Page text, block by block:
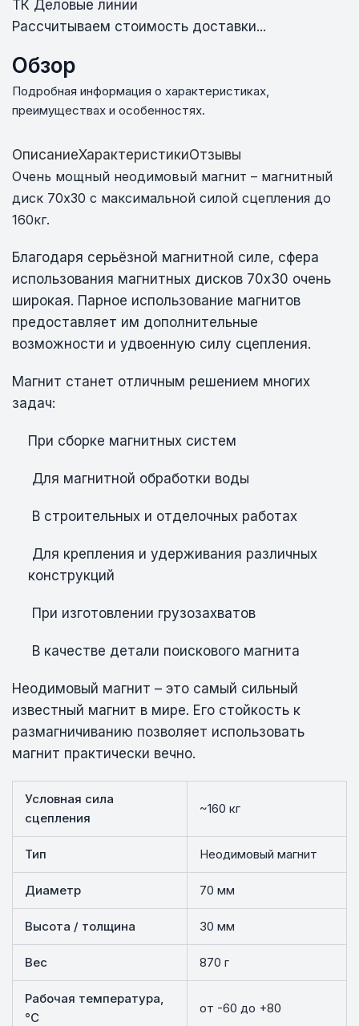
ТК Деловые линии
Рассчитываем стоимость доставки...
Обзор
Подробная информация о характеристиках,
преимуществах и особенностях.
ОписаниеХарактеристикиОтзывы
Очень мощный неодимовый магнит – магнитный
диск 70х30 с максимальной силой сцепления до
160кг.
Благодаря серьёзной магнитной силе, сфера
использования магнитных дисков 70х30 очень
широкая. Парное использование магнитов
предоставляет им дополнительные
возможности и удвоенную силу сцепления.
Магнит станет отличным решением многих
задач:
При сборке магнитных систем
Для магнитной обработки воды
В строительных и отделочных работах
Для крепления и удерживания различных
конструкций
При изготовлении грузозахватов
В качестве детали поискового магнита
Неодимовый магнит – это самый сильный
известный магнит в мире. Его стойкость к
размагничиванию позволяет использовать
магнит практически вечно.
Условная сила
сцепления
~160 кг
Тип Неодимовый магнит
Диаметр 70 мм
Высота / толщина 30 мм
Вес 870 г
Рабочая температура,
°C
от -60 до +80